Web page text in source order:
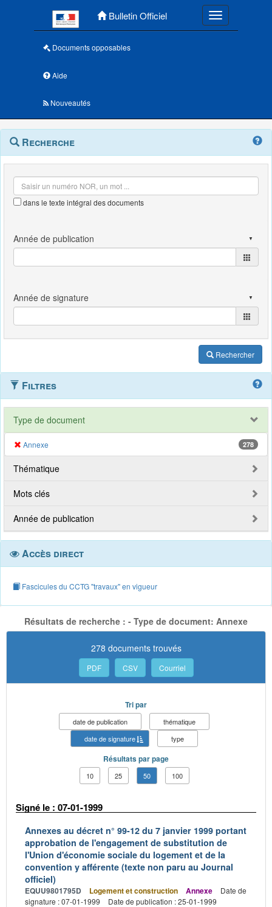
Bulletin Officiel Toggle
Documents opposables
Aide
Nouveautés
Navigation
outils
Menu
contextuel
Recherche
dans le texte intégral des documents
Rechercher
Filtres
Type de document
Annexe 278
Thématique
Mots clés
Année de publication
Accès direct
Fascicules du CCTG "travaux" en vigueur
Résultats de recherche : - Type de document: Annexe
278 documents trouvés
PDF CSV Courriel
Tri par
date de publication
thématique
date de signature
type
Résultats par page
10 25 50 100
Signé le : 07-01-1999
Annexes au décret n° 99-12 du 7 janvier 1999 portant
approbation de l'engagement de substitution de
l'Union d'économie sociale du logement et de la
convention y afférente (texte non paru au Journal
officiel)
EQUU9801795D Logement et construction Annexe
Date de
signature : 07-01-1999
Date de publication : 25-01-1999